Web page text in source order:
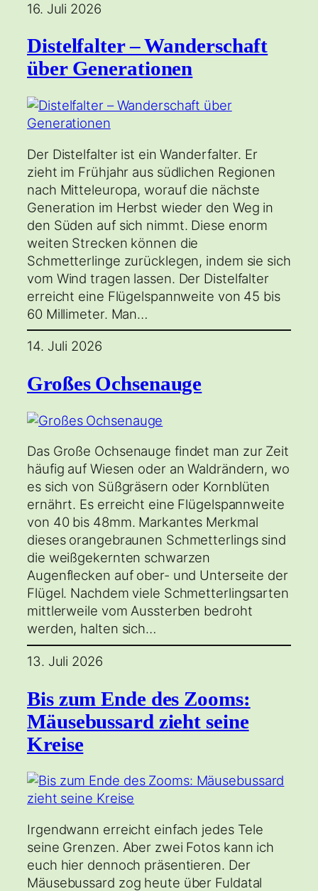
16. Juli 2026
Distelfalter – Wanderschaft
über Generationen
Der Distelfalter ist ein Wanderfalter. Er
zieht im Frühjahr aus südlichen Regionen
nach Mitteleuropa, worauf die nächste
Generation im Herbst wieder den Weg in
den Süden auf sich nimmt. Diese enorm
weiten Strecken können die
Schmetterlinge zurücklegen, indem sie sich
vom Wind tragen lassen. Der Distelfalter
erreicht eine Flügelspannweite von 45 bis
60 Millimeter. Man…
14. Juli 2026
Großes Ochsenauge
Das Große Ochsenauge findet man zur Zeit
häufig auf Wiesen oder an Waldrändern, wo
es sich von Süßgräsern oder Kornblüten
ernährt. Es erreicht eine Flügelspannweite
von 40 bis 48mm. Markantes Merkmal
dieses orangebraunen Schmetterlings sind
die weißgekernten schwarzen
Augenflecken auf ober- und Unterseite der
Flügel. Nachdem viele Schmetterlingsarten
mittlerweile vom Aussterben bedroht
werden, halten sich…
13. Juli 2026
Bis zum Ende des Zooms:
Mäusebussard zieht seine
Kreise
Irgendwann erreicht einfach jedes Tele
seine Grenzen. Aber zwei Fotos kann ich
euch hier dennoch präsentieren. Der
Mäusebussard zog heute über Fuldatal